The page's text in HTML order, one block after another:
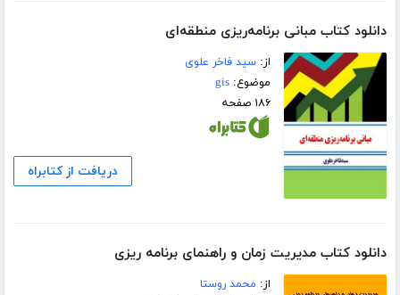
دانلود کتاب مبانی برنامه‌ریزی منطقه‌ای
از:سید فاخر علوی
موضوع:gis
۱۸۶ صفحه
دریافت از کتابراه
دانلود کتاب مدیریت زمان و راهنمای برنامه ریزی
از: محمد روستا